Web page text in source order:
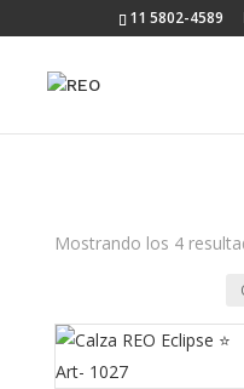
11 5802-4589
Mostrando los 4